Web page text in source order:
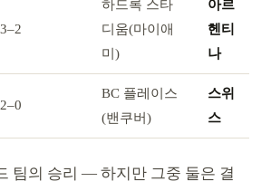
3–2
하드록 스타
디움(마이애
미)
아르
헨티
나
2–0
BC 플레이스
(밴쿠버)
스위
스
팀의 승리 — 하지만 그중 둘은 결